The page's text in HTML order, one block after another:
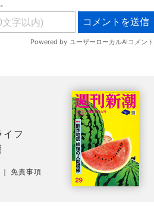
イフ
｜免責事項